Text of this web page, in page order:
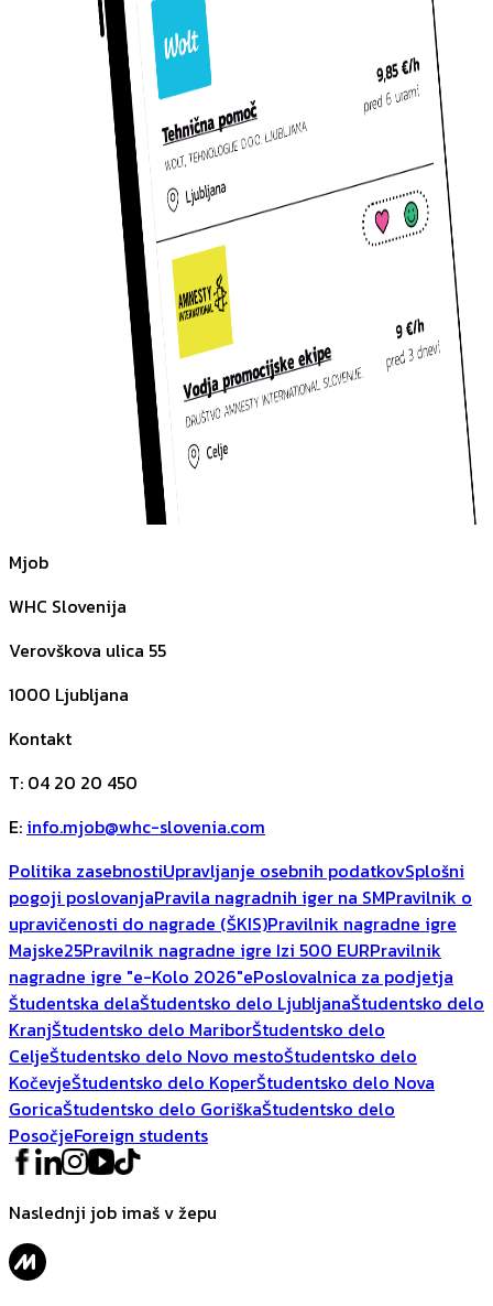
Mjob
WHC Slovenija
Verovškova ulica 55
1000 Ljubljana
Kontakt
T: 04 20 20 450
E: info.mjob@whc-slovenia.com
Politika zasebnostiUpravljanje osebnih podatkovSplošni
pogoji poslovanjaPravila nagradnih iger na SMPravilnik o
upravičenosti do nagrade (ŠKIS)Pravilnik nagradne igre
Majske25Pravilnik nagradne igre Izi 500 EURPravilnik
nagradne igre "e-Kolo 2026"ePoslovalnica za podjetja
Študentska delaŠtudentsko delo LjubljanaŠtudentsko delo
KranjŠtudentsko delo MariborŠtudentsko delo
CeljeŠtudentsko delo Novo mestoŠtudentsko delo
KočevjeŠtudentsko delo KoperŠtudentsko delo Nova
GoricaŠtudentsko delo GoriškaŠtudentsko delo
PosočjeForeign students
Naslednji job imaš v žepu